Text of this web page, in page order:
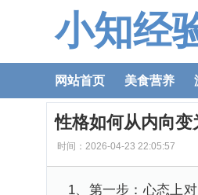
小知经
网站首页 美食营养
性格如何从内向变
时间：2026-04-23 22:05:57
1、第一步：心态上